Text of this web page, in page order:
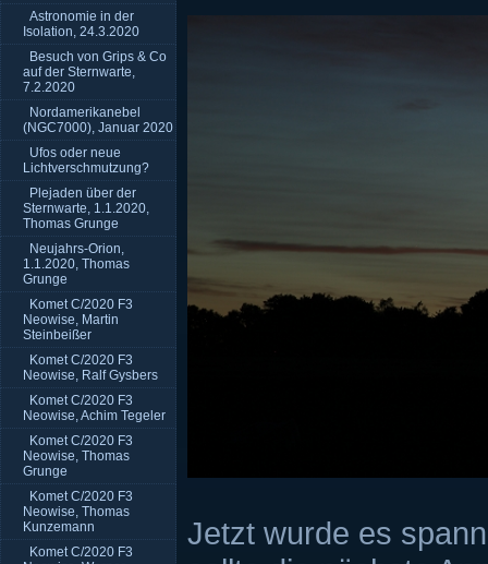
Astronomie in der
Isolation, 24.3.2020
Besuch von Grips & Co
auf der Sternwarte,
7.2.2020
Nordamerikanebel
(NGC7000), Januar 2020
Ufos oder neue
Lichtverschmutzung?
Plejaden über der
Sternwarte, 1.1.2020,
Thomas Grunge
Neujahrs-Orion,
1.1.2020, Thomas
Grunge
Komet C/2020 F3
Neowise, Martin
Steinbeißer
Komet C/2020 F3
Neowise, Ralf Gysbers
Komet C/2020 F3
Neowise, Achim Tegeler
Komet C/2020 F3
Neowise, Thomas
Grunge
Komet C/2020 F3
Neowise, Thomas
Kunzemann
Komet C/2020 F3
Jetzt wurde es